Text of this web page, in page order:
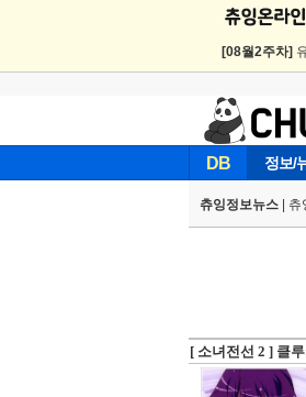
[08월2주차]
DB 정보/
츄잉정보뉴스 츄
[ 소녀전선 2 ] 클